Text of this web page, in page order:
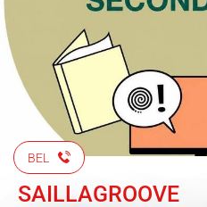
BEL
SAILLAGROOVE